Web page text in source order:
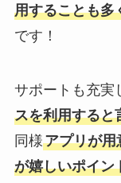
用することも多
です！
サポートも充実
スを利用すると
同様アプリが用
が嬉しいポイン